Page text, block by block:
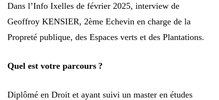
Dans l’Info Ixelles de février 2025, interview de
Geoffroy KENSIER, 2ème Echevin en charge de la
Propreté publique, des Espaces verts et des Plantations.
Quel est votre parcours ?
Diplômé en Droit et ayant suivi un master en études